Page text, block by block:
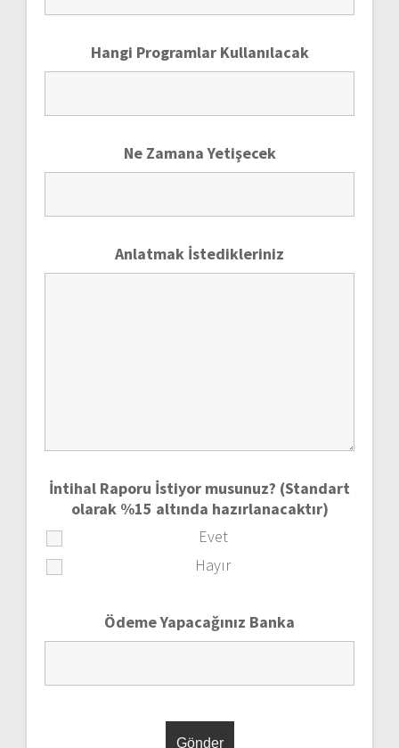
Hangi Programlar Kullanılacak
Ne Zamana Yetişecek
Anlatmak İstedikleriniz
İntihal Raporu İstiyor musunuz? (Standart
olarak %15 altında hazırlanacaktır)
Evet
Hayır
Ödeme Yapacağınız Banka